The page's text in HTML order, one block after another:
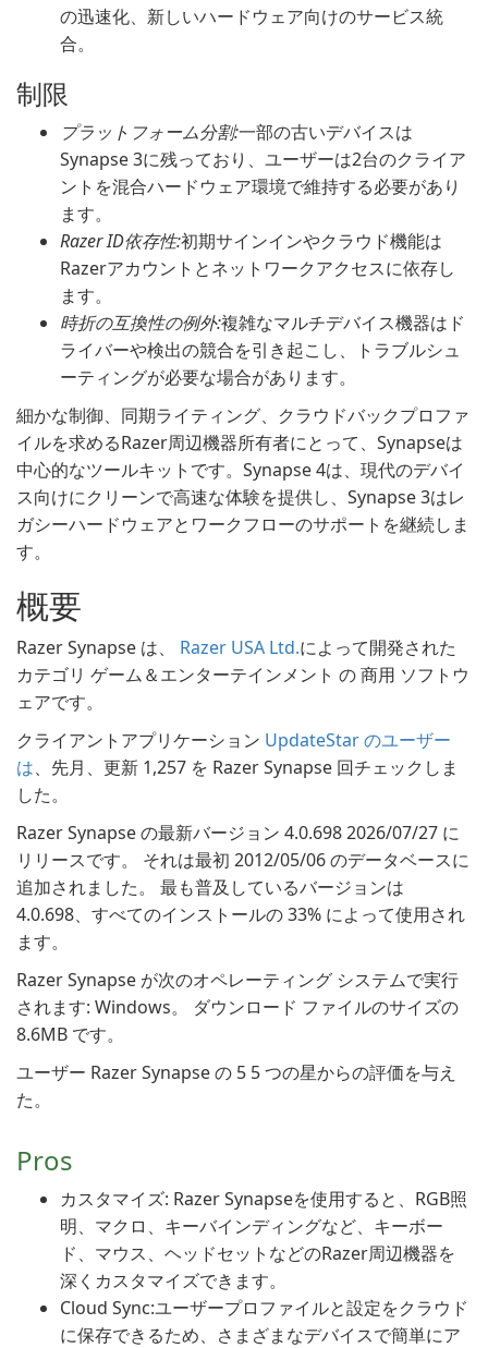
の迅速化、新しいハードウェア向けのサービス統
合。
制限
プラットフォーム分割:一部の古いデバイスは
Synapse 3に残っており、ユーザーは2台のクライア
ントを混合ハードウェア環境で維持する必要があり
ます。
Razer ID依存性:初期サインインやクラウド機能は
Razerアカウントとネットワークアクセスに依存し
ます。
時折の互換性の例外:複雑なマルチデバイス機器はド
ライバーや検出の競合を引き起こし、トラブルシュ
ーティングが必要な場合があります。
細かな制御、同期ライティング、クラウドバックプロファ
イルを求めるRazer周辺機器所有者にとって、Synapseは
中心的なツールキットです。Synapse 4は、現代のデバイ
ス向けにクリーンで高速な体験を提供し、Synapse 3はレ
ガシーハードウェアとワークフローのサポートを継続しま
す。
概要
Razer Synapse は、 Razer USA Ltd.によって開発された
カテゴリ ゲーム＆エンターテインメント の 商用 ソフトウ
ェアです。
クライアントアプリケーション UpdateStar のユーザー
は、先月、更新 1,257 を Razer Synapse 回チェックしま
した。
Razer Synapse の最新バージョン 4.0.698 2026/07/27 に
リリースです。 それは最初 2012/05/06 のデータベースに
追加されました。 最も普及しているバージョンは
4.0.698、すべてのインストールの 33% によって使用され
ます。
Razer Synapse が次のオペレーティング システムで実行
されます: Windows。 ダウンロード ファイルのサイズの
8.6MB です。
ユーザー Razer Synapse の 5 5 つの星からの評価を与え
た。
Pros
カスタマイズ: Razer Synapseを使用すると、RGB照
明、マクロ、キーバインディングなど、キーボー
ド、マウス、ヘッドセットなどのRazer周辺機器を
深くカスタマイズできます。
Cloud Sync:ユーザープロファイルと設定をクラウド
に保存できるため、さまざまなデバイスで簡単にア